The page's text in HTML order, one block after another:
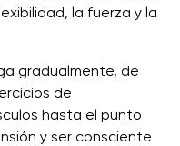
la fuerza y ​​la
gradualmente, de
de
hasta el punto
y ser consciente